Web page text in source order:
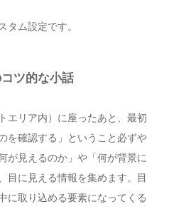
タム設定です。
ツ的な小話
エリア内）に座ったあと、最初
を確認する」ということ必ずや
が見えるのか」や「何が背景に
目に見える情報を集めます。目
に取り込める要素になってくる